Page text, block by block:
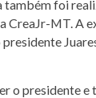
também foi
CreaJr-MT. A
o presidente